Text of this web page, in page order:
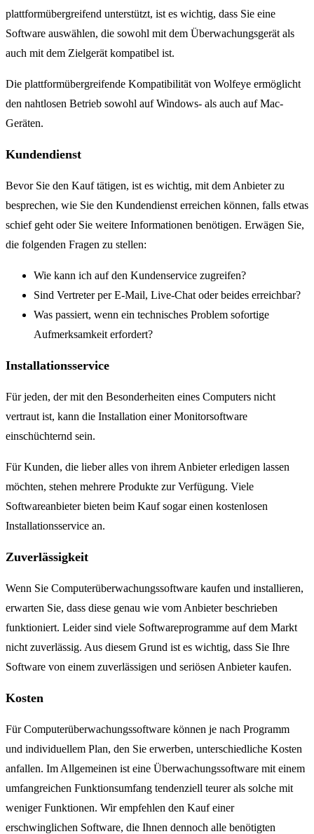
plattformübergreifend unterstützt, ist es wichtig, dass Sie eine
Software auswählen, die sowohl mit dem Überwachungsgerät als
auch mit dem Zielgerät kompatibel ist.
Die plattformübergreifende Kompatibilität von Wolfeye ermöglicht
den nahtlosen Betrieb sowohl auf Windows- als auch auf Mac-
Geräten.
Kundendienst
Bevor Sie den Kauf tätigen, ist es wichtig, mit dem Anbieter zu
besprechen, wie Sie den Kundendienst erreichen können, falls etwas
schief geht oder Sie weitere Informationen benötigen. Erwägen Sie,
die folgenden Fragen zu stellen:
Wie kann ich auf den Kundenservice zugreifen?
Sind Vertreter per E-Mail, Live-Chat oder beides erreichbar?
Was passiert, wenn ein technisches Problem sofortige
Aufmerksamkeit erfordert?
Installationsservice
Für jeden, der mit den Besonderheiten eines Computers nicht
vertraut ist, kann die Installation einer Monitorsoftware
einschüchternd sein.
Für Kunden, die lieber alles von ihrem Anbieter erledigen lassen
möchten, stehen mehrere Produkte zur Verfügung. Viele
Softwareanbieter bieten beim Kauf sogar einen kostenlosen
Installationsservice an.
Zuverlässigkeit
Wenn Sie Computerüberwachungssoftware kaufen und installieren,
erwarten Sie, dass diese genau wie vom Anbieter beschrieben
funktioniert. Leider sind viele Softwareprogramme auf dem Markt
nicht zuverlässig. Aus diesem Grund ist es wichtig, dass Sie Ihre
Software von einem zuverlässigen und seriösen Anbieter kaufen.
Kosten
Für Computerüberwachungssoftware können je nach Programm
und individuellem Plan, den Sie erwerben, unterschiedliche Kosten
anfallen. Im Allgemeinen ist eine Überwachungssoftware mit einem
umfangreichen Funktionsumfang tendenziell teurer als solche mit
weniger Funktionen. Wir empfehlen den Kauf einer
erschwinglichen Software, die Ihnen dennoch alle benötigten